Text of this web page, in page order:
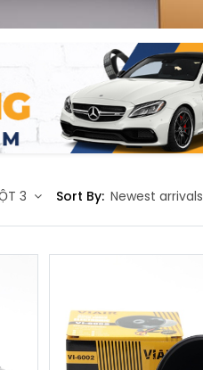
3 Sort By: Newest arrivals